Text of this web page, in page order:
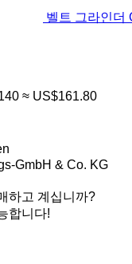
벨트 그라인더
≈ US$161.80
GmbH & Co. KG
하고 계십니까?
합니다!